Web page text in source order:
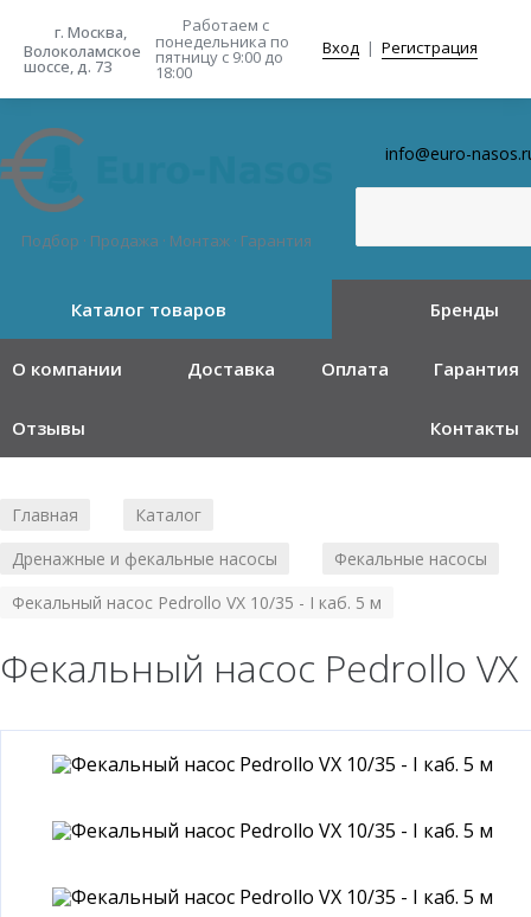
г. Москва,
Волоколамское
шоссе, д. 73
Работаем с
понедельника по
пятницу с 9:00 до
18:00
Вход | Регистрация
Подбор · Продажа · Монтаж · Гарантия
info@euro-
Каталог товаров Бренды
О компании Доставка Оплата Гарантия
Отзывы Контакты
Главная Каталог
Дренажные и фекальные насосы
Фекальные насосы
Фекальный насос Pedrollo VX 10/35 - I каб. 5 м
Фекальный насос Pedrollo